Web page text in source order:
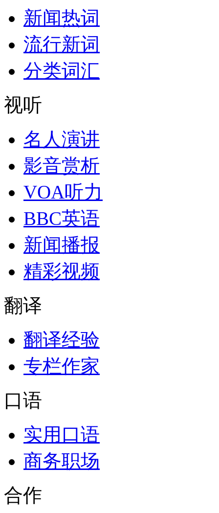
新闻热词
流行新词
分类词汇
视听
名人演讲
影音赏析
VOA听力
BBC英语
新闻播报
精彩视频
翻译
翻译经验
专栏作家
口语
实用口语
商务职场
合作